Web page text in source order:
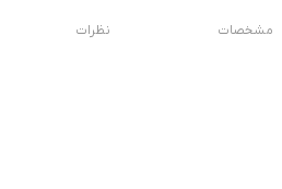
مشخصات نظرات